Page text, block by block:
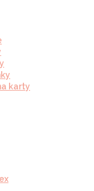
karty